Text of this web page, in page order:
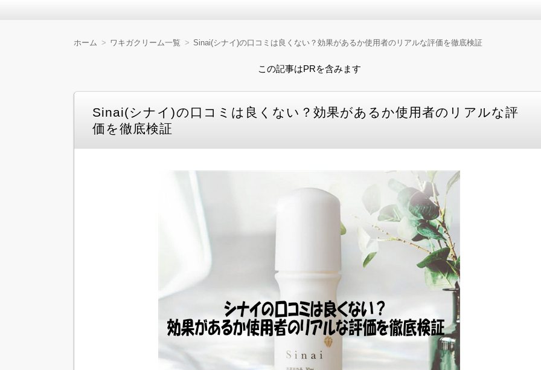
ワキガクリームの人気おすすめ10選！【2025年最新】比
証していきます。 効果的な成分や使い心地、コスパなど、徹底的に調べた情報を元に、口コミや評価も参考にし
ホーム ワキガクリーム一覧 Sinai(シナイ)の口コミは良くない？効果があるか使用者のリアルな評価を徹底検証
この記事はPRを含みます
Sinai(シナイ)の口コミは良くない？効果があるか使用者のリアルな評
価を徹底検証